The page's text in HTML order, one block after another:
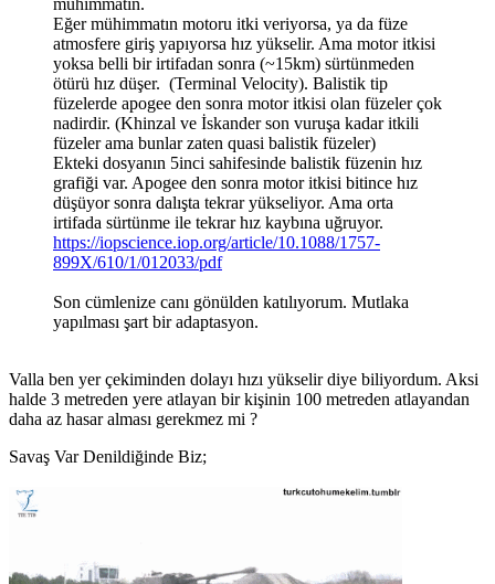
Eğer mühimmatın motoru itki veriyorsa, ya da füze
atmosfere giriş yapıyorsa hız yükselir. Ama motor itkisi
yoksa belli bir irtifadan sonra (~15km) sürtünmeden
ötürü hız düşer. (Terminal Velocity). Balistik tip
füzelerde apogee den sonra motor itkisi olan füzeler çok
nadirdir. (Khinzal ve İskander son vuruşa kadar itkili
füzeler ama bunlar zaten quasi balistik füzeler)
Ekteki dosyanın 5inci sahifesinde balistik füzenin hız
grafiği var. Apogee den sonra motor itkisi bitince hız
düşüyor sonra dalışta tekrar yükseliyor. Ama orta
irtifada sürtünme ile tekrar hız kaybına uğruyor.
https://iopscience.iop.org/article/10.1088/1757-
899X/610/1/012033/pdf
Son cümlenize canı gönülden katılıyorum. Mutlaka
yapılması şart bir adaptasyon.
Valla ben yer çekiminden dolayı hızı yükselir diye biliyordum. Aksi
halde 3 metreden yere atlayan bir kişinin 100 metreden atlayandan
daha az hasar alması gerekmez mi ?
Savaş Var Denildiğinde Biz;